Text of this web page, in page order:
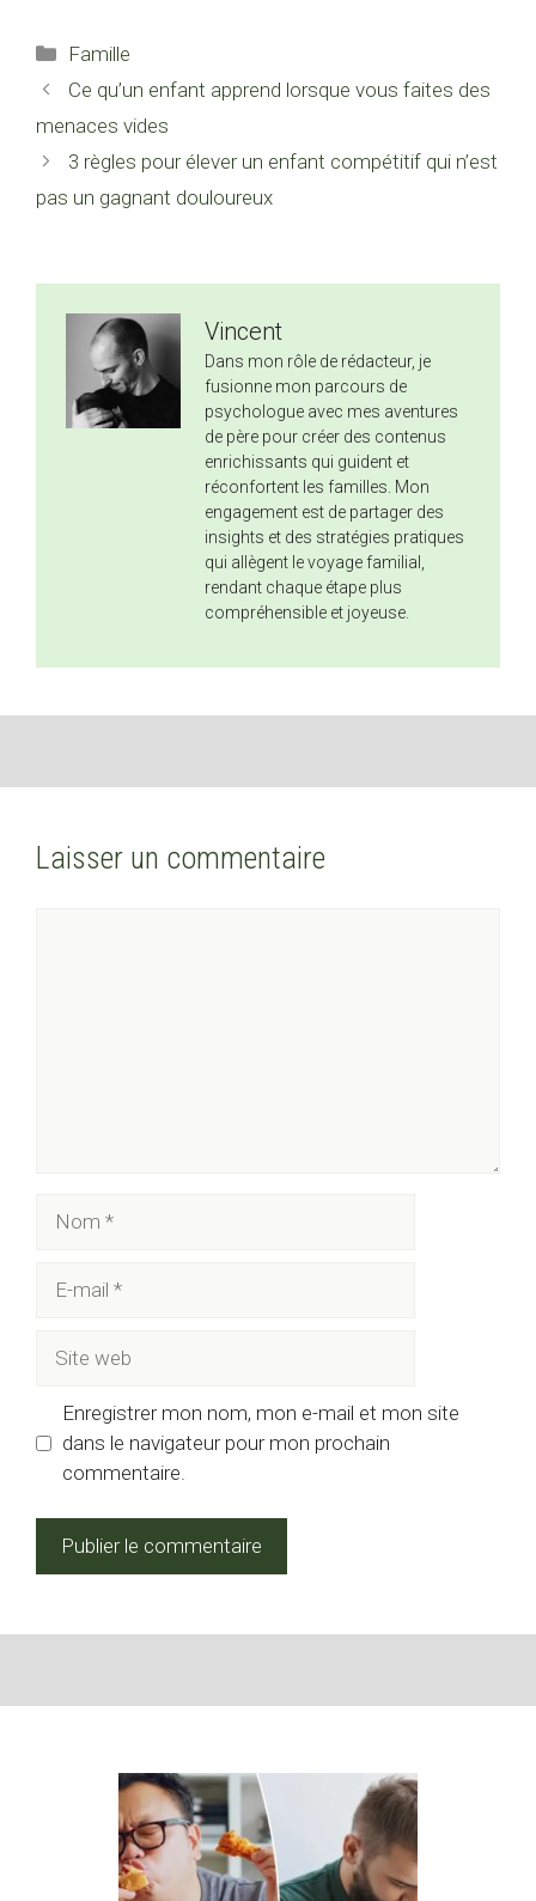
Catégories
Famille
Ce qu’un enfant apprend lorsque vous faites des
menaces vides
3 règles pour élever un enfant compétitif qui n’est
pas un gagnant douloureux
Vincent
Dans mon rôle de rédacteur, je
fusionne mon parcours de
psychologue avec mes aventures
de père pour créer des contenus
enrichissants qui guident et
réconfortent les familles. Mon
engagement est de partager des
insights et des stratégies pratiques
qui allègent le voyage familial,
rendant chaque étape plus
compréhensible et joyeuse.
Laisser un commentaire
mail
web
Enregistrer mon nom, mon e-mail et mon site
dans le navigateur pour mon prochain
commentaire.